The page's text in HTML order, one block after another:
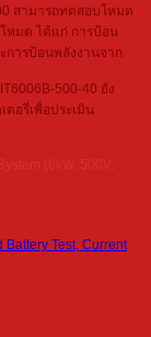
สามารถทดสอบโหมด
หมด ได้แก่ การป้อน
การป้อนพลังงานจาก
500-40 ยัง
อรี่เพื่อประเมิน
Battery Test, Current